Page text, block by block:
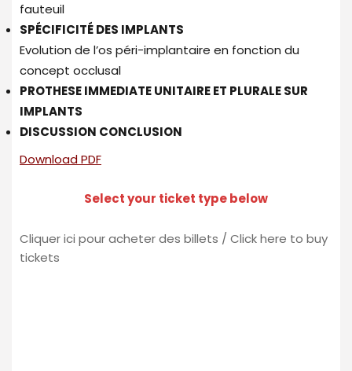
fauteuil
SPÉCIFICITÉ DES IMPLANTS
Evolution de l’os péri-implantaire en fonction du
concept occlusal
PROTHESE IMMEDIATE UNITAIRE ET PLURALE SUR
IMPLANTS
DISCUSSION CONCLUSION
Download PDF
Select your ticket type below
Cliquer ici pour acheter des billets / Click here to buy
tickets